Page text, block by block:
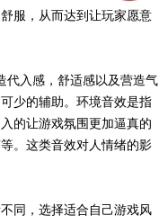
服，从而达到让玩家愿意
代入感，舒适感以及营造气
少的辅助。环境音效是指
的让游戏氛围更加逼真的
。这类音效对人情绪的影
同，选择适合自己游戏风